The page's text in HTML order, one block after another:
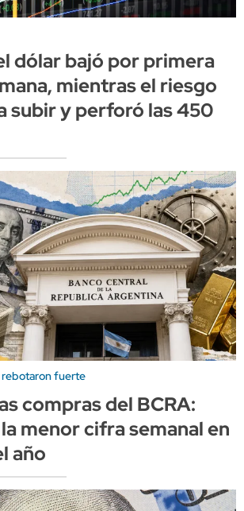
dólar bajó por primera
mientras el riesgo
subir y perforó las 450
rebotaron fuerte
compras del BCRA:
menor cifra semanal en
año